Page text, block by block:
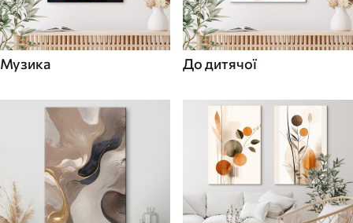
Музика До дитячої